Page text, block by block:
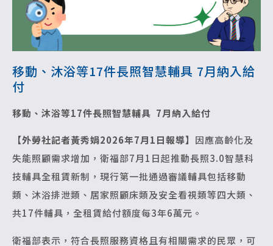
移動、沐浴等17件長照智慧輔具 7月納入給
付
移動、沐浴等17件長照智慧輔具 7月納入給付
【外勞社記者黃秀娟2026年7月1日報導】 因應高齡化及
失能照顧需求增加，衛福部7月1日起推動長照3.0智慧科
技輔具全租賃新制，現行第一批通過審議輔具包括移動
類、沐浴排泄類、居家照顧床類及安全看視類等四大類、
共17件輔具，全租賃給付額度每3年6萬元。
衛福部表示，符合長照服務資格且有相關需求的民眾，可